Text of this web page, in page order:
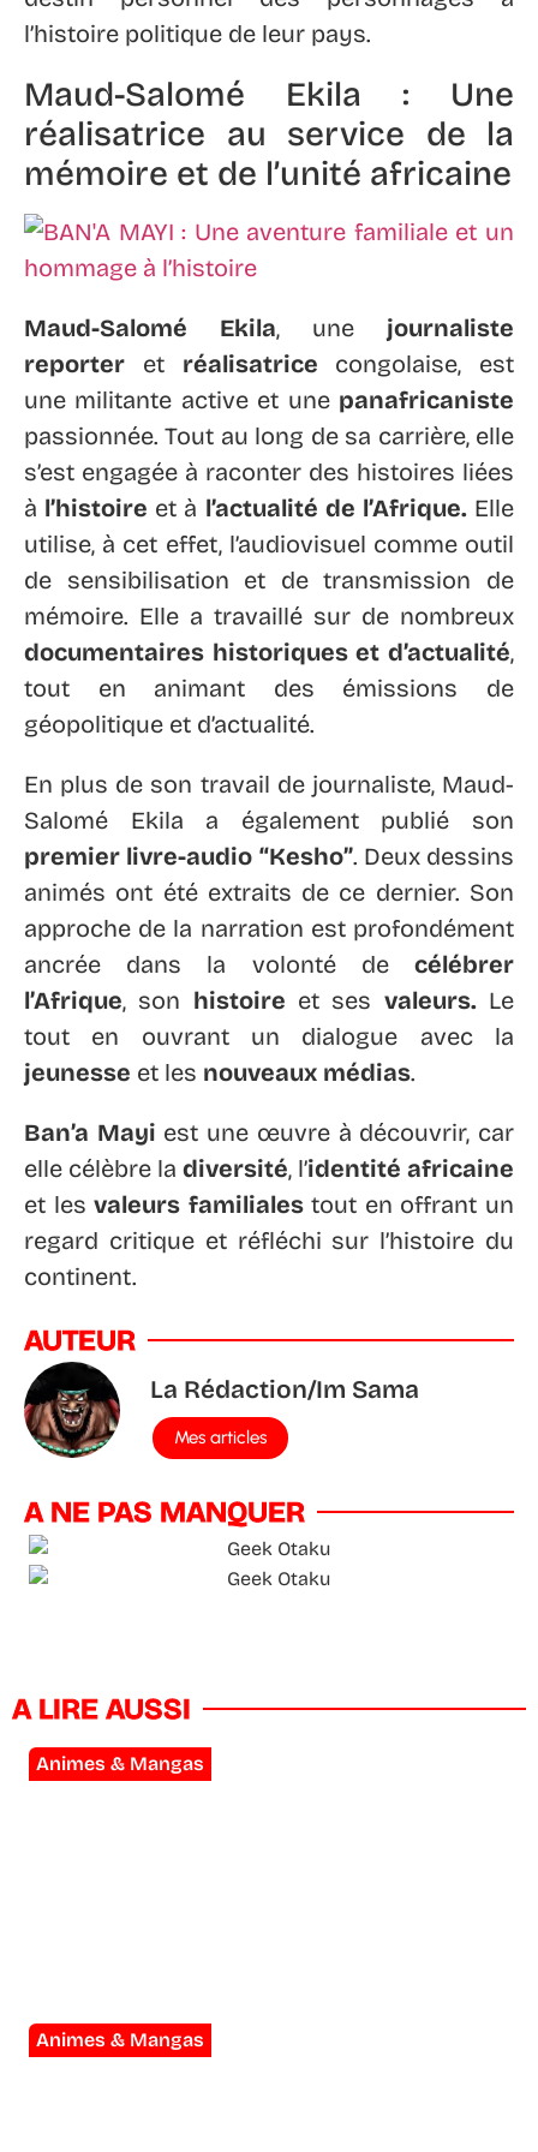
l’histoire politique de leur pays.
Maud-Salomé Ekila : Une
réalisatrice au service de la
mémoire et de l’unité africaine
Maud-Salomé Ekila, une journaliste
reporter et réalisatrice congolaise, est
une militante active et une panafricaniste
passionnée. Tout au long de sa carrière, elle
s’est engagée à raconter des histoires liées
à l’histoire et à l’actualité de l’Afrique.Elle
utilise, à cet effet, l’audiovisuel comme outil
de sensibilisation et de transmission de
mémoire. Elle a travaillé sur de nombreux
documentaires historiques et d’actualité,
tout en animant des émissions de
géopolitique et d’actualité.
En plus de son travail de journaliste, Maud-
Salomé Ekila a également publié son
premier livre-audio “Kesho”. Deux dessins
animés ont été extraits de ce dernier. Son
approche de la narration est profondément
ancrée dans la volonté de célébrer
l’Afrique, son histoire et ses valeurs.Le
tout en ouvrant un dialogue avec la
jeunesse et les nouveaux médias.
Ban’a Mayi est une œuvre à découvrir, car
elle célèbre la diversité, l’identité africaine
et lesvaleurs familialestout en offrant un
regard critique et réfléchi sur l’histoire du
continent.
AUTEUR
La Rédaction/Im Sama
Mes articles
A NE PAS MANQUER
A LIRE AUSSI
Animes & Mangas
Animes & Mangas